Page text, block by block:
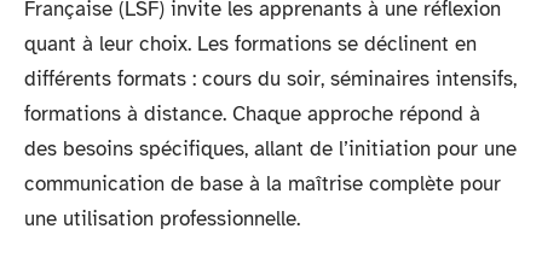
Française (LSF) invite les apprenants à une réflexion
quant à leur choix. Les formations se déclinent en
différents formats : cours du soir, séminaires intensifs,
formations à distance. Chaque approche répond à
des besoins spécifiques, allant de l’initiation pour une
communication de base à la maîtrise complète pour
une utilisation professionnelle.